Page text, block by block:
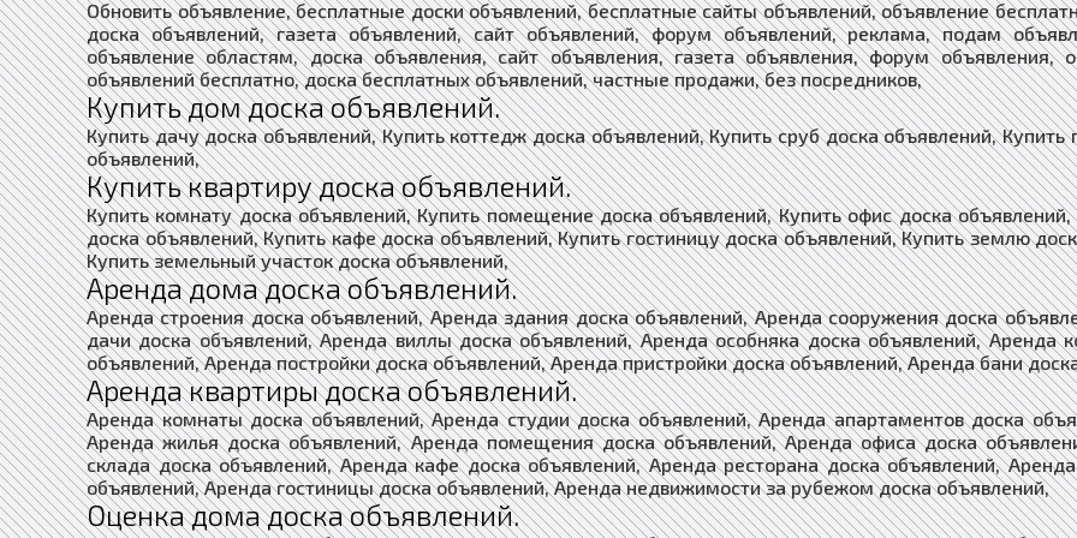
Обновить объявление, бесплатные доски объявлений, бесплатные сайты объявлений, объявление
доска объявлений, газета объявлений, сайт объявлений, форум объявлений, реклама, подам
объявление областям, доска объявления, сайт объявления, газета объявления, форум объявления,
объявлений бесплатно, доска бесплатных объявлений, частные продажи, без посредников,
Купить дом доска объявлений.
Купить дачу доска объявлений, Купить коттедж доска объявлений, Купить сруб доска объявлений,
объявлений,
Купить квартиру доска объявлений.
Купить комнату доска объявлений, Купить помещение доска объявлений, Купить офис доска
доска объявлений, Купить кафе доска объявлений, Купить гостиницу доска объявлений, Купить землю
Купить земельный участок доска объявлений,
Аренда дома доска объявлений.
Аренда строения доска объявлений, Аренда здания доска объявлений, Аренда сооружения доска
дачи доска объявлений, Аренда виллы доска объявлений, Аренда особняка доска объявлений, Аренда
объявлений, Аренда постройки доска объявлений, Аренда пристройки доска объявлений, Аренда бани
Аренда квартиры доска объявлений.
Аренда комнаты доска объявлений, Аренда студии доска объявлений, Аренда апартаментов доска
Аренда жилья доска объявлений, Аренда помещения доска объявлений, Аренда офиса доска
склада доска объявлений, Аренда кафе доска объявлений, Аренда ресторана доска объявлений,
объявлений, Аренда гостиницы доска объявлений, Аренда недвижимости за рубежом доска объявлений,
Оценка дома доска объявлений.